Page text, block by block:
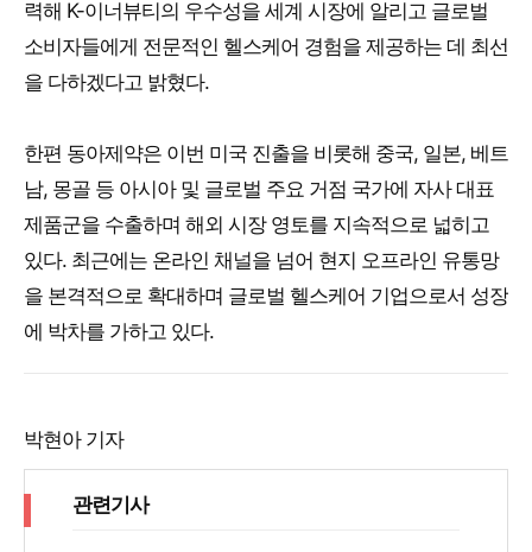
력해 K-이너뷰티의 우수성을 세계 시장에 알리고 글로벌
소비자들에게 전문적인 헬스케어 경험을 제공하는 데 최선
을 다하겠다고 밝혔다.
한편 동아제약은 이번 미국 진출을 비롯해 중국, 일본, 베트
남, 몽골 등 아시아 및 글로벌 주요 거점 국가에 자사 대표
제품군을 수출하며 해외 시장 영토를 지속적으로 넓히고
있다. 최근에는 온라인 채널을 넘어 현지 오프라인 유통망
을 본격적으로 확대하며 글로벌 헬스케어 기업으로서 성장
에 박차를 가하고 있다.
박현아 기자
관련기사